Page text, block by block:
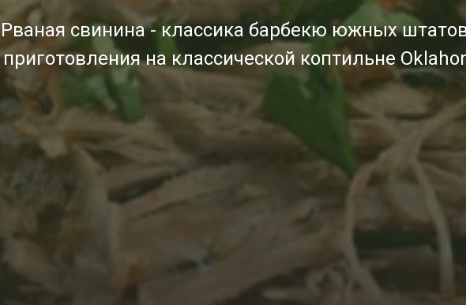
Рваная свинина - классика барбекю южных
приготовления на классической коптильне